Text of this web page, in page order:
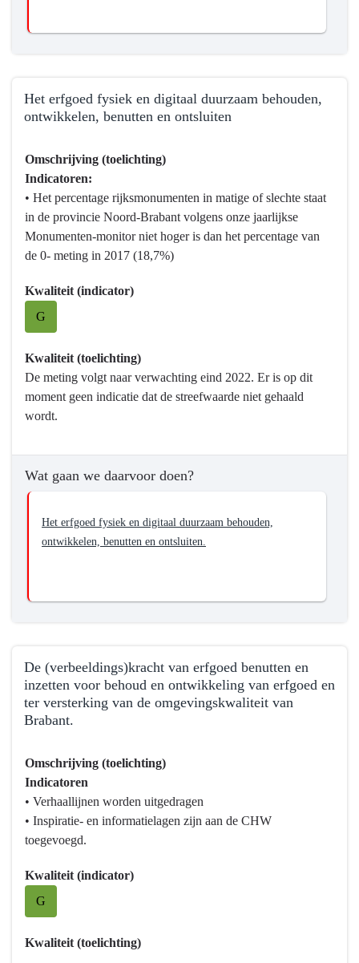
Het erfgoed fysiek en digitaal duurzaam behouden,
ontwikkelen, benutten en ontsluiten
naar
navigatie
Programma
Vrijetijd,
Sport
Wat
willen
we
-
Het
erfgoed
digitaal
ontwikkelen,
ontsluiten
Omschrijving (toelichting)
Indicatoren:
• Het percentage rijksmonumenten in matige of slechte staat
in de provincie Noord-Brabant volgens onze jaarlijkse
Monumenten-monitor niet hoger is dan het percentage van
de 0- meting in 2017 (18,7%)
Kwaliteit (indicator)
G
Kwaliteit (toelichting)
De meting volgt naar verwachting eind 2022. Er is op dit
moment geen indicatie dat de streefwaarde niet gehaald
wordt.
Wat gaan we daarvoor doen?
Het erfgoed fysiek en digitaal duurzaam behouden,
ontwikkelen, benutten en ontsluiten.
De (verbeeldings)kracht van erfgoed benutten en
inzetten voor behoud en ontwikkeling van erfgoed en
ter versterking van de omgevingskwaliteit van
Brabant.
naar
navigatie
Programma
Cultuur,
Sport
Erfgoed
Omschrijving (toelichting)
Indicatoren
• Verhaallijnen worden uitgedragen
• Inspiratie- en informatielagen zijn aan de CHW
toegevoegd.
Kwaliteit (indicator)
G
Kwaliteit (toelichting)